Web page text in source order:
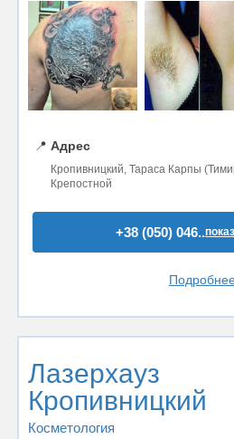
📍 Адрес
Кропивницкий, Тараса Карпы
Крепостной
+38 (050) 046..
Лазерхауз
Кропивницкий
Косметология